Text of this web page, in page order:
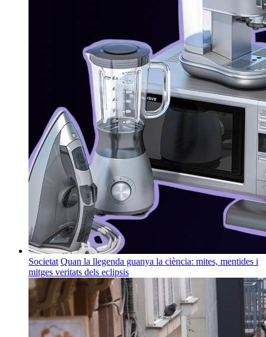
Societat Quan la llegenda guanya la ciència: mites, mentides i
mitges veritats dels eclipsis